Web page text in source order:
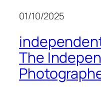
01/10/2025
The